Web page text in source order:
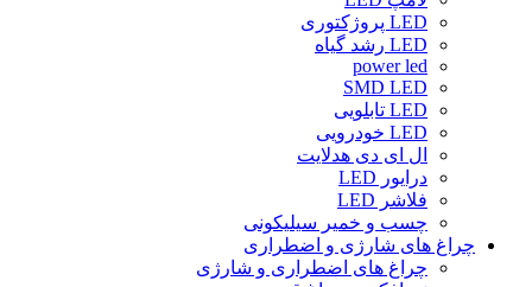
LED پروژکتوری
LED رشد گیاه
power led
SMD LED
LED تابلویی
LED خودرویی
ال ای دی هدلایت
درایور LED
فلاشر LED
چسب و خمیر سیلیکونی
چراغ های شارژی و اضطراری
چراغ های اضطراری و شارژی